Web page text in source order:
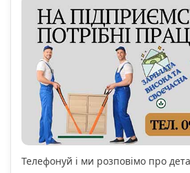
Телефонуй і ми розповімо про